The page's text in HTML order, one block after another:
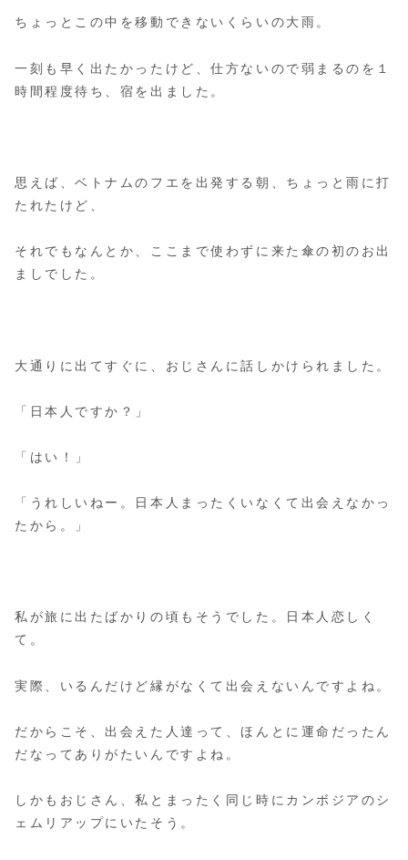
ちょっとこの中を移動できないくらいの大雨。
一刻も早く出たかったけど、仕方ないので弱まるのを１
時間程度待ち、宿を出ました。
思えば、ベトナムのフエを出発する朝、ちょっと雨に打
たれたけど、
それでもなんとか、ここまで使わずに来た傘の初のお出
ましでした。
大通りに出てすぐに、おじさんに話しかけられました。
「日本人ですか？」
「はい！」
「うれしいねー。日本人まったくいなくて出会えなかっ
たから。」
私が旅に出たばかりの頃もそうでした。日本人恋しく
て。
実際、いるんだけど縁がなくて出会えないんですよね。
だからこそ、出会えた人達って、ほんとに運命だったん
だなってありがたいんですよね。
しかもおじさん、私とまったく同じ時にカンボジアのシ
ェムリアップにいたそう。